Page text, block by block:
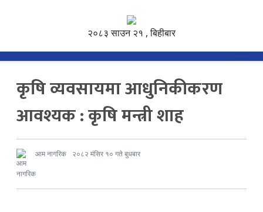
२०८३ साउन २१ , बिहीबार
कृषि व्यवसायमा आधुनिकीकरण
आवश्यक : कृषि मन्त्री शाह
आम नागरिक २०८२ मंसिर १० गते बुधबार